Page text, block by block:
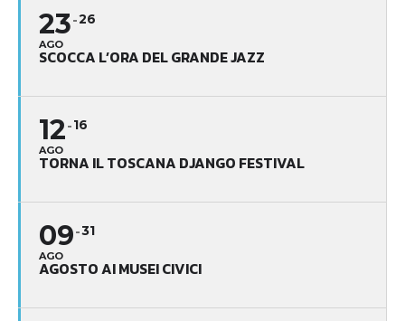
23
AGO
26
SCOCCA L’ORA DEL GRANDE JAZZ
12
AGO
16
TORNA IL TOSCANA DJANGO FESTIVAL
09
AGO
31
AGOSTO AI MUSEI CIVICI